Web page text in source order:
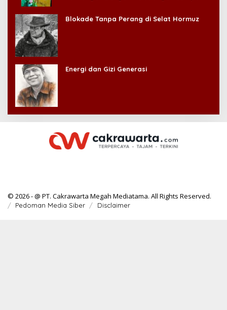
Blokade Tanpa Perang di Selat Hormuz
Energi dan Gizi Generasi
© 2026 - @ PT. Cakrawarta Megah Mediatama. All Rights Reserved.
Pedoman Media Siber Disclaimer